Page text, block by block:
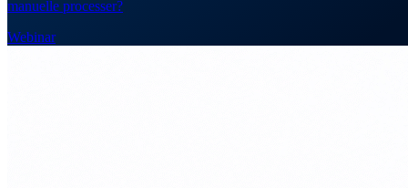
manuelle processer?
Webinar